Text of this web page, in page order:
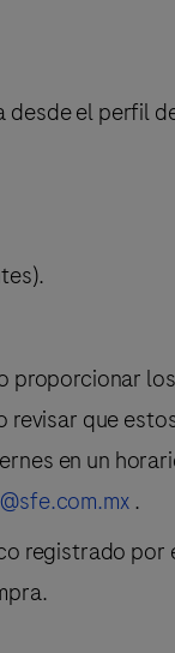
el perfil
proporcionar
que
en un
.
registrado